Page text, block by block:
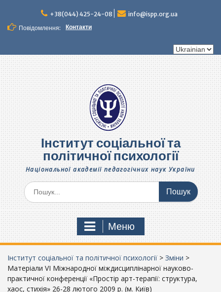
вмісту
+38(044) 425-24-08
info@ispp.org.ua
Повідомлення:
Контакти
Вибрати
Інститут соціальної та
політичної психології
Національної академії педагогічних наук України
Шукати:
Меню
Інститут соціальної та політичної психології > Зміни >
Матеріали VI Міжнародної міждисциплінарної науково-
практичної конференції «Простір арт-терапії: структура,
хаос, стихія» 26-28 лютого 2009 р. (м. Київ)